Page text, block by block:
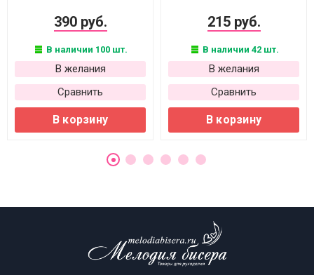
390 руб.
В наличии 100 шт.
В желания
Сравнить
В корзину
215 руб.
В наличии 42 шт.
В желания
Сравнить
В корзину